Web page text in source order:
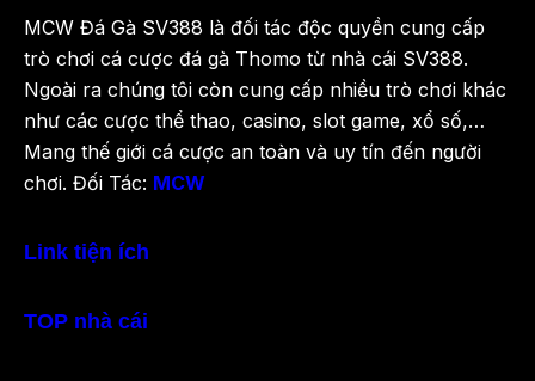
MCW Đá Gà SV388 là đối tác độc quyền cung cấp
trò chơi cá cược đá gà Thomo từ nhà cái SV388.
Ngoài ra chúng tôi còn cung cấp nhiều trò chơi khác
như các cược thể thao, casino, slot game, xổ số,…
Mang thế giới cá cược an toàn và uy tín đến người
chơi. Đối Tác: MCW
Link tiện ích
TOP nhà cái